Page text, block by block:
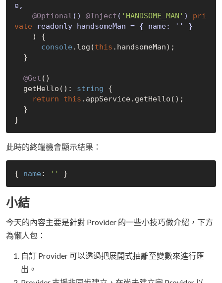
e,
@Optional () @Inject ( 'HANDSOME_MAN' ) pri
vate readonly handsomeMan = { name: '' }
) {
console .log(this .handsomeMan);
@Get ()
  getHello():
string {
return
this .appService.getHello();
此時的終端機會顯示結果：
{ name : ''
小結
今天的內容主要是針對 Provider 的一些小技巧做介紹，下方
為懶人包：
自訂 Provider 可以透過把展開式抽離至變數來進行匯
出。